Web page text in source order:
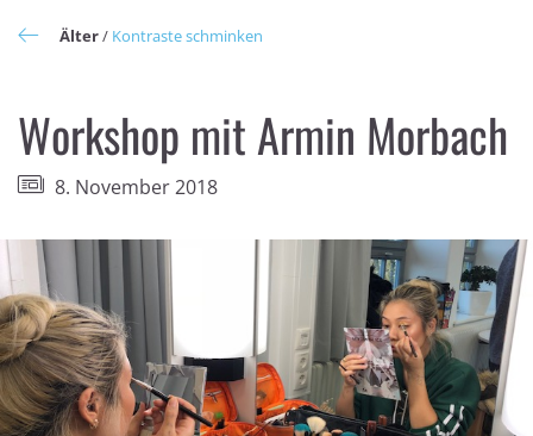
Älter/ Kontraste schminken
Workshop mit Armin Morbach
8. November 2018